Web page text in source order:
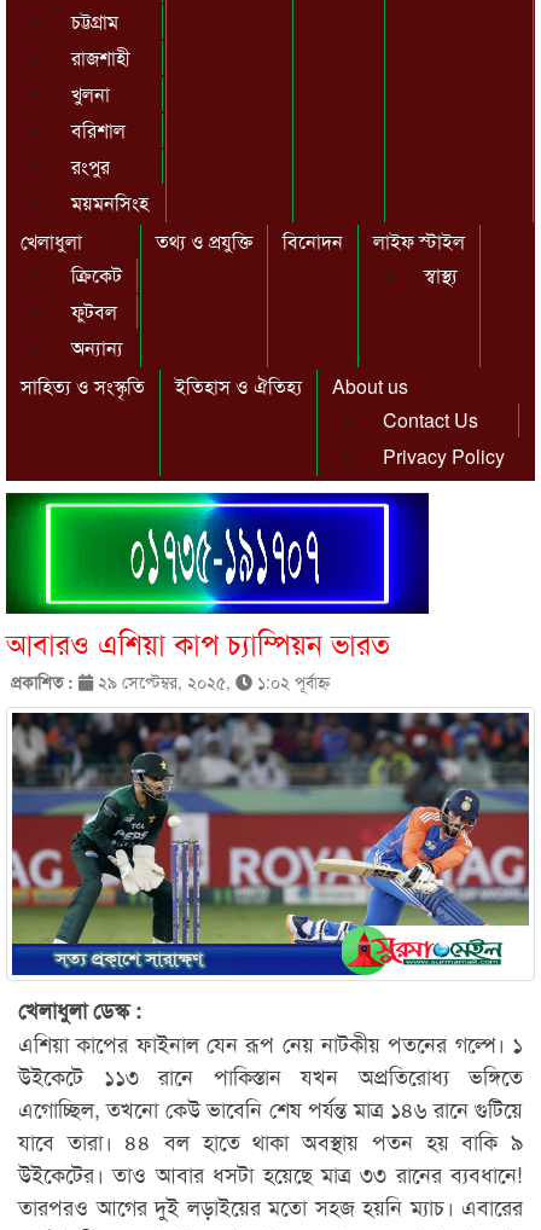
চট্টগ্রাম
রাজশাহী
খুলনা
বরিশাল
রংপুর
ময়মনসিংহ
খেলাধুলা
ক্রিকেট
ফুটবল
অন্যান্য
তথ্য ও প্রযুক্তি বিনোদন
লাইফ স্টাইল
স্বাস্থ্য
সাহিত্য ও সংস্কৃতি ইতিহাস ও ঐতিহ্য
About us
Contact Us
Privacy Policy
আবারও এশিয়া কাপ চ্যাম্পিয়ন ভারত
প্রকাশিত : ২৯ সেপ্টেম্বর, ২০২৫, ১:০২ পূর্বাহ্ণ
খেলাধুলা ডেস্ক :
এশিয়া কাপের ফাইনাল যেন রূপ নেয় নাটকীয় পতনের গল্পে। ১
উইকেটে ১১৩ রানে পাকিস্তান যখন অপ্রতিরোধ্য ভঙ্গিতে
এগোচ্ছিল, তখনো কেউ ভাবেনি শেষ পর্যন্ত মাত্র ১৪৬ রানে গুটিয়ে
যাবে তারা। ৪৪ বল হাতে থাকা অবস্থায় পতন হয় বাকি ৯
উইকেটের। তাও আবার ধসটা হয়েছে মাত্র ৩৩ রানের ব্যবধানে!
তারপরও আগের দুই লড়াইয়ের মতো সহজ হয়নি ম্যাচ। এবারের